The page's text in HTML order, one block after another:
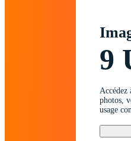
9
photos,
usage